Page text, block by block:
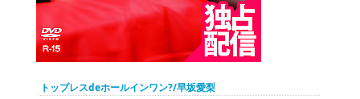
トップレスdeホールインワン?/早坂愛梨